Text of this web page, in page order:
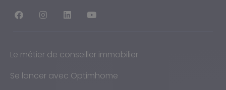
Le métier de conseiller immobilier
Se lancer avec Optimhome